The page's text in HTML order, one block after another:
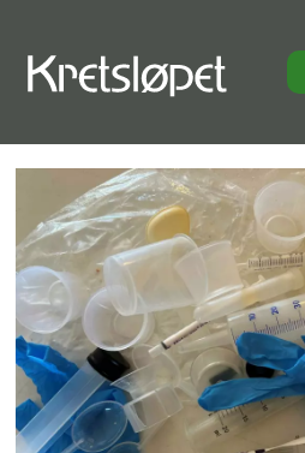
Tag:
helseavfall